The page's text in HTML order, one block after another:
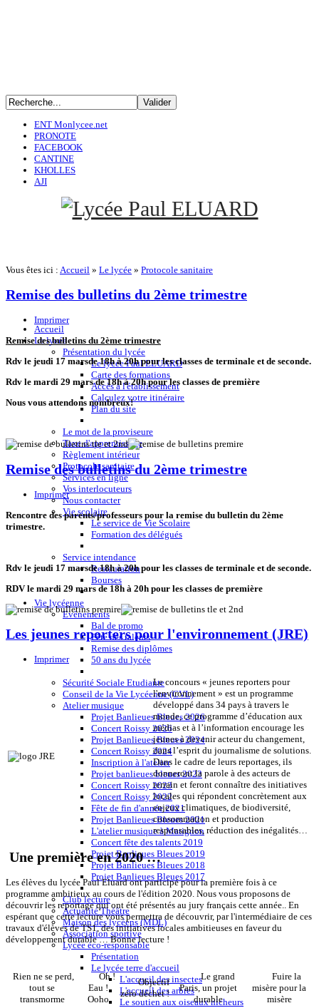
ENT Monlycee.net
PRONOTE
FACEBOOK
CANTINE
KHOLLES
AJI
Accueil
Le lycée
Présentation du lycée
Le lycée Paul ELUARD
Carte des formations
Accès à l'établissement
Calculez votre itinéraire
Plan du site
Le mot de la proviseure
Taxe d'apprentissage
Règlement intérieur
Protocole sanitaire
Services en ligne
Vos interlocuteurs
Nous contacter
Vie scolaire
Le service de Vie Scolaire
Formation des délégués
Service intendance
Restauration
Bourses
Vie lycéenne
Evènements
Bal de promo
Fête des talents
Remise des diplômes
50 ans du lycée
Sécurité Sociale Etudiante
Conseil de la Vie Lycéenne (CVL)
Atelier musique
Projet Banlieues Bleues 2026
Concert Roissy 2026
Projet Banlieues Bleues 2024
Concert Roissy 2024
Inscription à l'atelier
Projet banlieues bleues 2023
Concert Roissy 2023
Concert Roissy 2022
Fête de fin d'année 2021
Projet Banlieues Bleues 2021
L'atelier musique à Matignon
Concert fête des talents 2019
Projet Banlieues Bleues 2019
Projet Banlieues Bleues 2018
Projet Banlieues Bleues 2017
Club lecture
Actualité Théâtre
Maison des lycéens (MDL)
Association sportive
Lycée éco-responsable
Présentation
Le lycée terre d'accueil
L'accueil des insectes
L'accueil des arbres
Le soutien aux oiseaux nicheurs
Vous êtes ici : Accueil » Le lycée » Protocole sanitaire
Remise des bulletins du 2ème trimestre
Imprimer
Remise des bulletins du 2ème trimestre
Rdv le jeudi 17 marsde 18h à 20h pour les classes de terminale et de seconde.
Rdv le mardi 29 mars de 18h à 20h pour les classes de première
Nous vous attendons nombreux!
Remise des bulletins du 2ème trimestre
Imprimer
Rencontre des parents/professeurs pour la remise du bulletin du 2ème
trimestre.
Rdv le jeudi 17 marsde 18h à 20h pour les classes de terminale et de seconde.
RDV le mardi 29 mars de 18h à 20h pour les classes de première
Les jeunes reporters pour l'environnement (JRE)
Imprimer
Le concours « jeunes reporters pour
l'environnement » est un programme
développé dans 34 pays à travers le
monde, ce programme d’éducation aux
médias et à l’information encourage les
jeunes à devenir acteur du changement,
dans l’esprit du journalisme de solutions.
Dans le cadre de leurs reportages, ils
donneront la parole à des acteurs de
terrain et feront connaître des initiatives
locales qui répondent concrètement aux
enjeux climatiques, de biodiversité,
consommation et production
responsables, réduction des inégalités…
Une première en 2020 …
Les élèves du lycée Paul Eluard ont participé pour la première fois à ce
programme ambitieux au cours de l'édition 2020. Nous vous proposons de
découvrir les reportage qui ont été présentés au jury français cette année.. En
espérant que cette lecture vous permettra de découvrir, par l'intermédiaire de ces
travaux d'élèves de TS1, des initiatives locales ambitieuses en faveur du
développement durable … Bonne lecture !
Rien ne se perd,
tout se
transmorme
Oh !
Eau !
Ooho
Objectif
zéro déchet !
Le grand
Paris, un projet
durable
Fuire la
misère pour la
misère